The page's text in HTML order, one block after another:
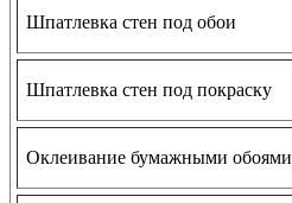
Шпатлевка стен под обои
Шпатлевка стен под покраску
Оклеивание бумажными обоями